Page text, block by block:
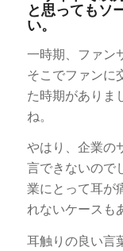
と思ってもソ
い。
一時期、ファン
そこでファンに
た時期がありま
ね。
やはり、企業の
言できないので
業にとって耳が
れないケースも
耳触りの良い言